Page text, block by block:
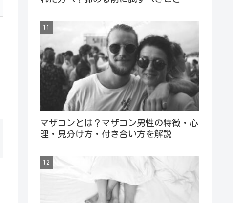
マザコンとは？マザコン男性の特徴・心
理・見分け方・付き合い方を解説